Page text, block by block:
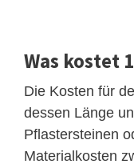
Was kostet
Die Kosten für
dessen Länge
Pflastersteinen
Materialkosten